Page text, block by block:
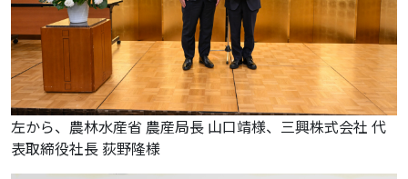
左から、農林水産省 農産局長 山口靖様、三興株式会社 代
表取締役社長 荻野隆様